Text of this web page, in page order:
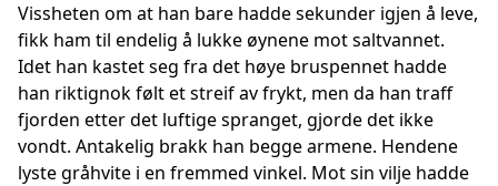
Vissheten om at han bare hadde sekunder igjen å leve,
fikk ham til endelig å lukke øynene mot saltvannet.
Idet han kastet seg fra det høye bruspennet hadde
han riktignok følt et streif av frykt, men da han traff
fjorden etter det luftige spranget, gjorde det ikke
vondt. Antakelig brakk han begge armene. Hendene
lyste gråhvite i en fremmed vinkel. Mot sin vilje hadde